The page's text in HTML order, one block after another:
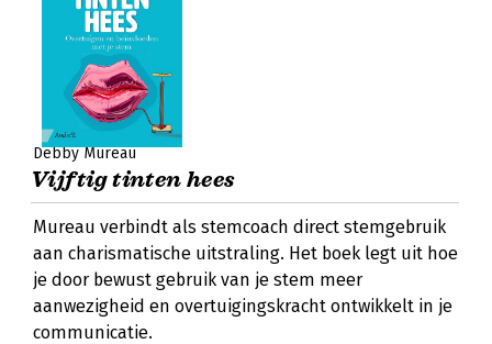
Debby Mureau
Vijftig tinten hees
Mureau verbindt als stemcoach direct stemgebruik
aan charismatische uitstraling. Het boek legt uit hoe
je door bewust gebruik van je stem meer
aanwezigheid en overtuigingskracht ontwikkelt in je
communicatie.